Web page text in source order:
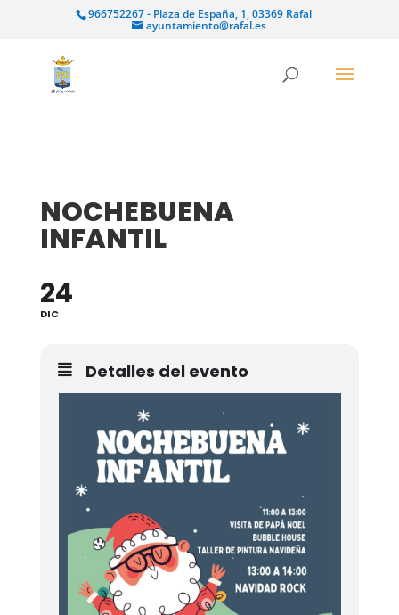
966752267 - Plaza de España, 1, 03369 Rafal
ayuntamiento@rafal.es
NOCHEBUENA
INFANTIL
24
DIC
Detalles del evento